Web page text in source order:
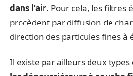
dans l’air. Pour cela, les filtres
procèdent par diffusion de
direction des particules fines à
Il existe par ailleurs deux types